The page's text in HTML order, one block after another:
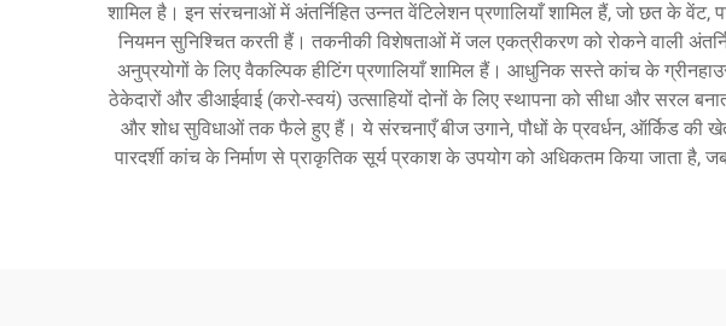
शामिल है। इन संरचनाओं में अंतर्निहित उन्नत वेंटिलेशन प्रणालियाँ शामिल हैं, जो छत के वेंट,
नियमन सुनिश्चित करती हैं। तकनीकी विशेषताओं में जल एकत्रीकरण को रोकने वाली
अनुप्रयोगों के लिए वैकल्पिक हीटिंग प्रणालियाँ शामिल हैं। आधुनिक सस्ते कांच के
ठेकेदारों और डीआईवाई (करो-स्वयं) उत्साहियों दोनों के लिए स्थापना को सीधा और सरल
और शोध सुविधाओं तक फैले हुए हैं। ये संरचनाएँ बीज उगाने, पौधों के प्रवर्धन, ऑर्किड की
पारदर्शी कांच के निर्माण से प्राकृतिक सूर्य प्रकाश के उपयोग को अधिकतम किया जाता है,